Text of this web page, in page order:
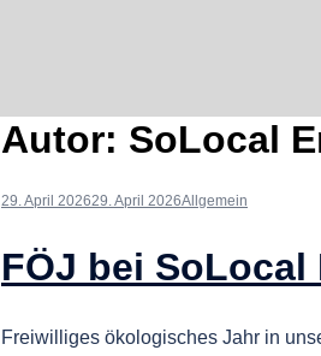
Autor: SoLocal
29. April 202629. April 2026Allgemein
FÖJ bei SoLocal
Freiwilliges ökologisches Jahr in